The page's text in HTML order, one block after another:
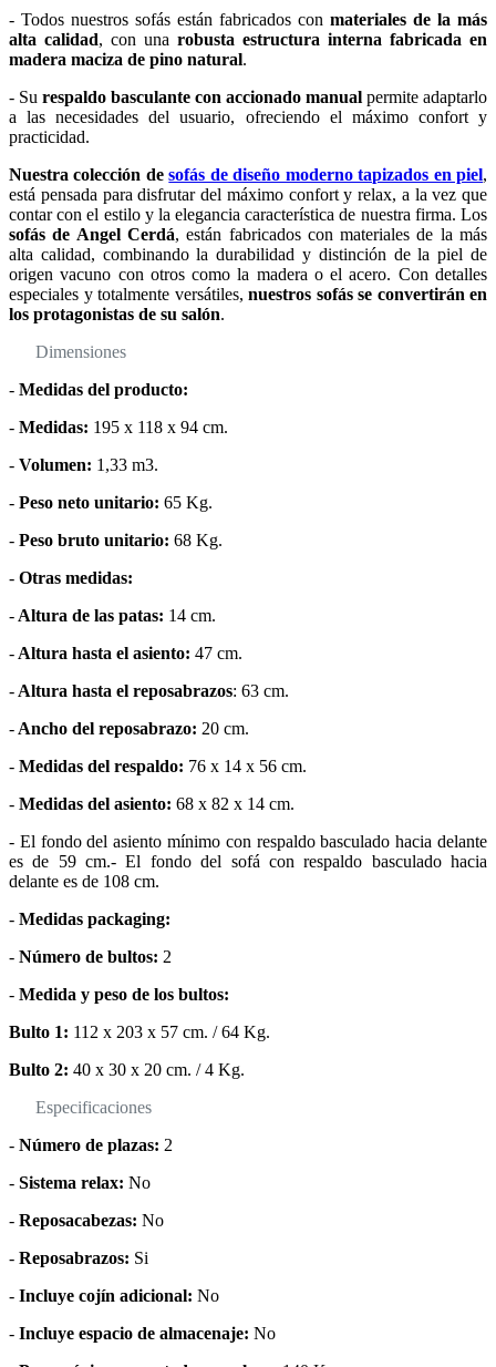
- Todos nuestros sofás están fabricados con materiales de la más
alta calidad, con una robusta estructura interna fabricada en
madera maciza de pino natural.
- Su respaldo basculante con accionado manual permite adaptarlo
a las necesidades del usuario, ofreciendo el máximo confort y
practicidad.
Nuestra colección desofás de diseño moderno tapizados en piel,
está pensada para disfrutar del máximo confort y relax, a la vez que
contar con el estilo y la elegancia característica de nuestra firma. Los
sofás de Angel Cerdá, están fabricados con materiales de la más
alta calidad, combinando la durabilidad y distinción de la piel de
origen vacuno con otros como la madera o el acero. Con detalles
especiales y totalmente versátiles, nuestros sofás se convertirán en
los protagonistas de su salón.
Dimensiones
- Medidas del producto:
- Medidas: 195 x 118 x 94 cm.
- Volumen: 1,33 m3.
- Peso neto unitario: 65 Kg.
- Peso bruto unitario: 68 Kg.
- Otras medidas:
- Altura de las patas: 14 cm.
- Altura hasta el asiento: 47 cm.
- Altura hasta el reposabrazos: 63 cm.
- Ancho del reposabrazo: 20 cm.
- Medidas del respaldo: 76 x 14 x 56 cm.
- Medidas del asiento: 68 x 82 x 14 cm.
- El fondo del asiento mínimo con respaldo basculado hacia delante
es de 59 cm.- El fondo del sofá con respaldo basculado hacia
delante es de 108 cm.
- Medidas packaging:
- Número de bultos: 2
- Medida y peso de los bultos:
Bulto 1: 112 x 203 x 57 cm. / 64 Kg.
Bulto 2: 40 x 30 x 20 cm. / 4 Kg.
Especificaciones
- Número de plazas: 2
- Sistema relax: No
- Reposacabezas: No
- Reposabrazos: Si
- Incluye cojín adicional: No
- Incluye espacio de almacenaje: No